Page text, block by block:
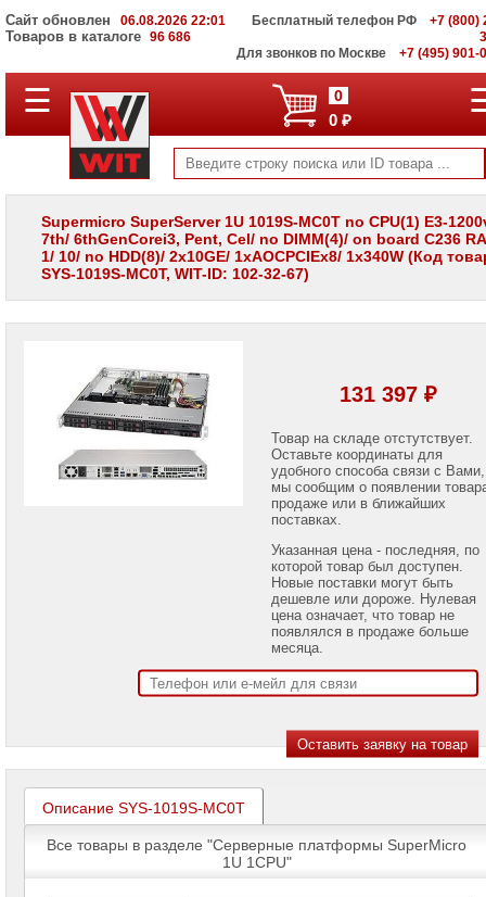
Сайт обновлен 06.08.2026 22:01
Товаров в каталоге 96 686
Бесплатный телефон РФ
+7 (800)
Для звонков по Москве
+7 (495) 901-
ПОЛНЫЙ
КАТАЛОГ
Корпоративные
серверы
WIT
Системы
хранения
данных
панели
лампы
для
Принтеры
Name
☰ 0
0 ₽
Supermicro SuperServer 1U 1019S-MC0T no CPU(1) E3-
7th/ 6thGenCorei3, Pent, Cel/ no DIMM(4)/ on board C236
1/ 10/ no HDD(8)/ 2x10GE/ 1xAOCPCIEx8/ 1x340W (Код
SYS-1019S-MC0T, WIT-ID: 102-32-67)
131 397 ₽
Товар на складе отстутствует.
Оставьте координаты для
удобного способа связи с Вами,
мы сообщим о появлении
продаже или в ближайших
поставках.
Указанная цена - последняя, по
которой товар был доступен.
Новые поставки могут быть
дешевле или дороже. Нулевая
цена означает, что товар не
появлялся в продаже больше
месяца.
Описание SYS-1019S-MC0T
Все товары в разделе "Серверные платформы SuperMicro
1U 1CPU"